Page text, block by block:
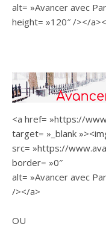
alt= »Avancer avec
height= »120″ /></
<a href= »https://
target= »_blank
src= »https://
border= »0″
alt= »Avancer avec
/></a>
OU